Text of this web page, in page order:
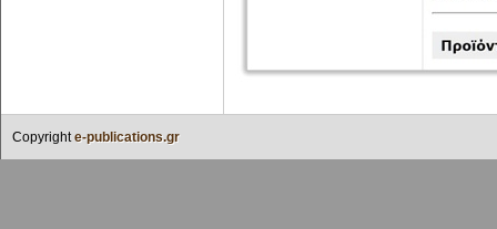
Copyrighte-publications.gr